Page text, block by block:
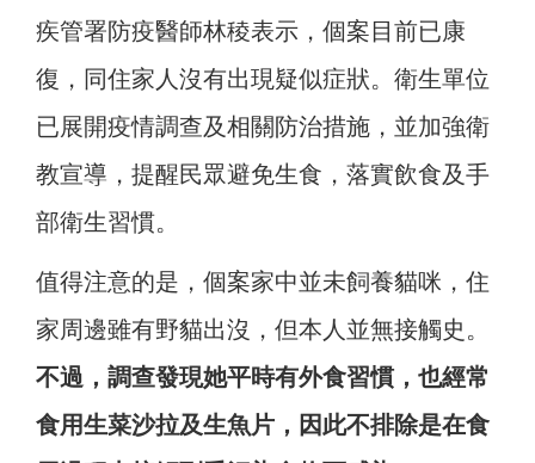
疾管署防疫醫師林稜表示，個案目前已康
復，同住家人沒有出現疑似症狀。衛生單位
已展開疫情調查及相關防治措施，並加強衛
教宣導，提醒民眾避免生食，落實飲食及手
部衛生習慣。
值得注意的是，個案家中並未飼養貓咪，住
家周邊雖有野貓出沒，但本人並無接觸史。
不過，調查發現她平時有外食習慣，也經常
食用生菜沙拉及生魚片，因此不排除是在食